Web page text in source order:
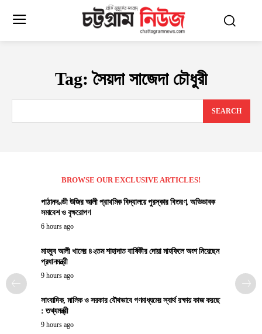
Tag:সৈয়দা সাজেদা চৌধুরী
SEARCH
BROWSE OUR EXCLUSIVE ARTICLES!
পাঠানদণ্ডী উজির আলী প্রাথমিক বিদ্যালয়ে পুরস্কার বিতরণ, অভিভাবক
সমাবেশ ও বৃক্ষরোপণ
6 hours ago
মাহবুব আলী খানের ৪২তম শাহাদাত বার্ষিকীর দোয়া মাহফিলে অংশ নিয়েছেন
প্রধানমন্ত্রী
9 hours ago
সাংবাদিক, মালিক ও সরকার যৌথভাবে গণমাধ্যমের স্বার্থ রক্ষায় কাজ করছে
: তথ্যমন্ত্রী
9 hours ago